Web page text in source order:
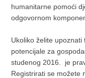
humanitarne pomoći
odgovornom
Ukoliko želite
potencijale za
studenog 2016. je
Registrirati se možete